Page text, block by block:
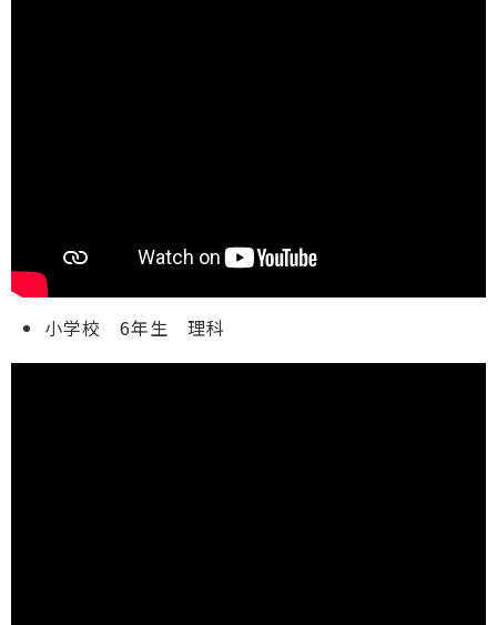
小学校 6年生 理科